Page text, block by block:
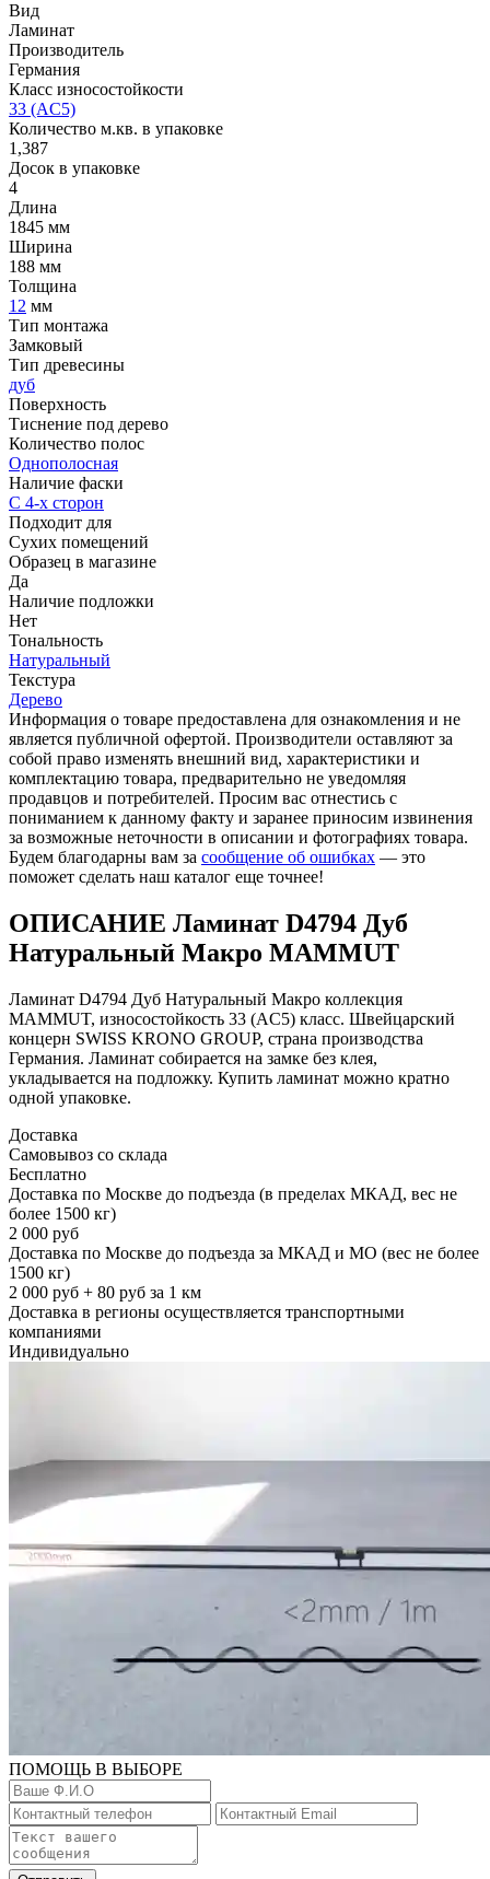
Вид
Ламинат
Производитель
Германия
Класс износостойкости
33 (AC5)
Количество м.кв. в упаковке
1,387
Досок в упаковке
4
Длина
1845 мм
Ширина
188 мм
Толщина
12 мм
Тип монтажа
Замковый
Тип древесины
дуб
Поверхность
Тиснение под дерево
Количество полос
Однополосная
Наличие фаски
С 4-х сторон
Подходит для
Сухих помещений
Образец в магазине
Да
Наличие подложки
Нет
Тональность
Натуральный
Текстура
Дерево
Информация о товаре предоставлена для ознакомления и не
является публичной офертой. Производители оставляют за
собой право изменять внешний вид, характеристики и
комплектацию товара, предварительно не уведомляя
продавцов и потребителей. Просим вас отнестись с
пониманием к данному факту и заранее приносим извинения
за возможные неточности в описании и фотографиях товара.
Будем благодарны вам за сообщение об ошибках — это
поможет сделать наш каталог еще точнее!
ОПИСАНИЕ Ламинат D4794 Дуб
Натуральный Макро MAMMUT
Ламинат D4794 Дуб Натуральный Макро коллекция
MAMMUT, износостойкость 33 (AC5) класс. Швейцарский
концерн SWISS KRONO GROUP, страна производства
Германия. Ламинат собирается на замке без клея,
укладывается на подложку. Купить ламинат можно кратно
одной упаковке.
Доставка
Самовывоз со склада
Бесплатно
Доставка по Москве до подъезда (в пределах МКАД, вес не
более 1500 кг)
2 000 руб
Доставка по Москве до подъезда за МКАД и МО (вес не более
1500 кг)
2 000 руб + 80 руб за 1 км
Доставка в регионы осуществляется транспортными
компаниями
Индивидуально
ПОМОЩЬ В ВЫБОРЕ